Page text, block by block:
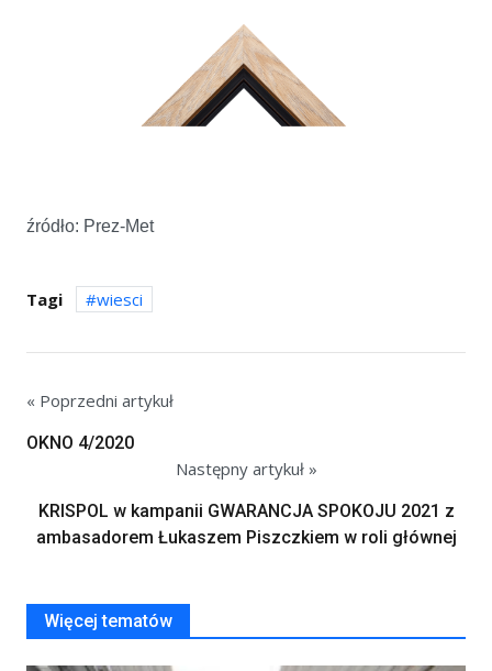
źródło: Prez-Met
Tagi wiesci
« Poprzedni artykuł
OKNO 4/2020
Następny artykuł »
KRISPOL w kampanii GWARANCJA SPOKOJU 2021 z
ambasadorem Łukaszem Piszczkiem w roli głównej
Więcej tematów